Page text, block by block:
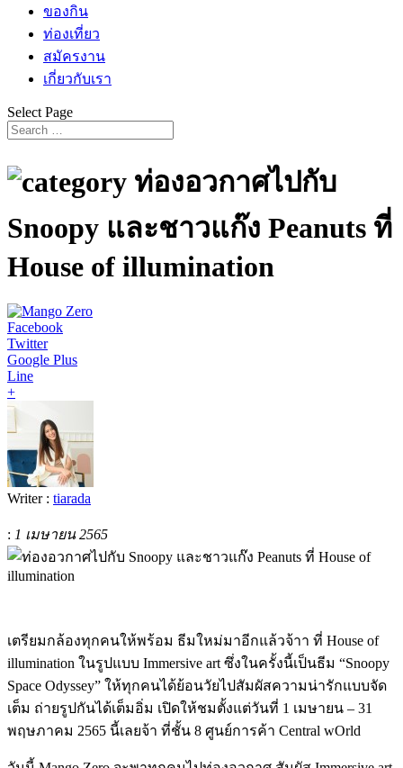
ของกิน
ท่องเที่ยว
สมัครงาน
เกี่ยวกับเรา
Select Page
ท่องอวกาศไปกับ
Snoopy และชาวแก๊ง Peanuts ที่
House of illumination
Facebook
Twitter
Google Plus
Line
+
Writer : tiarada
: 1 เมษายน 2565
เตรียมกล้องทุกคนให้พร้อม ธีมใหม่มาอีกแล้วจ้าา ที่ House of
illumination ในรูปแบบ Immersive art ซึ่งในครั้งนี้เป็นธีม “Snoopy
Space Odyssey” ให้ทุกคนได้ย้อนวัยไปสัมผัสความน่ารักแบบจัด
เต็ม ถ่ายรูปกันได้เต็มอิ่ม เปิดให้ชมตั้งแต่วันที่ 1 เมษายน – 31
พฤษภาคม 2565 นี้เลยจ้า ที่ชั้น 8 ศูนย์การค้า Central wOrld